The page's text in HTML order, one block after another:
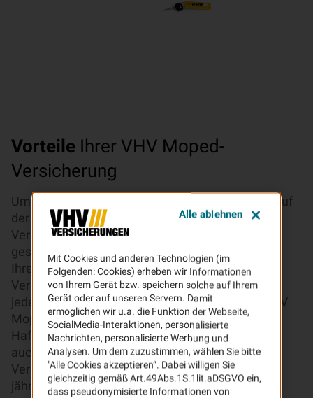
Vorteile Ihrer VHV Moped-
Versicherung
Um Ihr Kleinkraftrad wie Moped, Roller und Co., auf
der Straße fahren zu dürfen, benötigen Sie eine
Versicherung, denn diese ist in Deutschland
gesetzlich vorgeschrieben. Das heißt, Sie dürfen
Ihren Roller nur mit einem aktuell gültigen
Versicherungskennzeichen fahren. Dieses muss
jedes Jahr zum 1. März erneuert werden. Die VHV
Moped-Versicherung bietet Schutz bei
Haftpflichtschäden und, je nach gewähltem Tarif,
auch bei Schäden am eigenen Fahrzeug. Den
Versicherungsschutz können Sie anschließend
jährlich unkompliziert verlängern.
Mit Cookies und anderen Technologien (im
Folgenden: Cookies) erheben wir Informationen
von Ihrem Gerät bzw. speichern solche auf Ihrem
Gerät oder auf unseren Servern. Damit
ermöglichen wir u.a. die Funktion der Webseite,
SocialMedia-Interaktionen, personalisierte
Nachrichten, personalisierte Werbung und
Analysen. Um dem zuzustimmen, wählen Sie bitte
"Alle Cookies akzeptieren“. Dabei willigen Sie
gleichzeitig gemäß Art.49Abs.1S.1lit.aDSGVO ein,
dass pseudonymisierte Informationen von
Alle ablehnen